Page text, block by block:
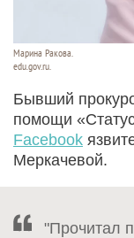
Марина Ракова.
edu.gov.ru.
Бывший
помощи
Facebook
Меркачевой.
"Прочитал